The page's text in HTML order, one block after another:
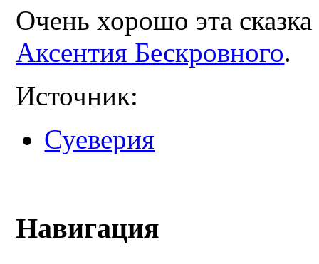
Очень хорошо эта
Аксентия Бескровного.
Источник:
Суеверия
Навигация